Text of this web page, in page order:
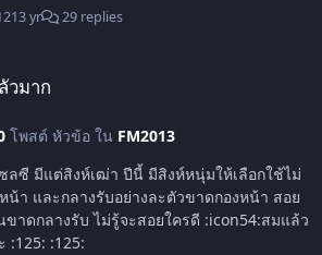
13 yr 29 replies
วมาก
โพสต์ หัวข้อ ใน FM2013
ฒ่า ปีนี้ มีสิงห์หนุ่มให้เลือกใช้ไม่
า และกลางรับอย่างละตัวขาดกองหน้า สอย
างรับ ไม่รู้จะสอยใครดี :icon54:สมแล้ว
ที่เป็นทีมเงินเยอะ :125: :125: